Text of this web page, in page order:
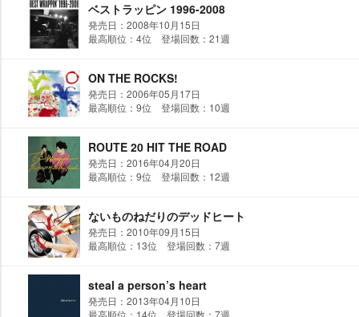
ベストラッピン 1996-2008
発売日：2008年10月15日
最高順位：4位 登場回数：21週
ON THE ROCKS!
発売日：2006年05月17日
最高順位：9位 登場回数：10週
ROUTE 20 HIT THE ROAD
発売日：2016年04月20日
最高順位：9位 登場回数：12週
ないものねだりのデッドヒート
発売日：2010年09月15日
最高順位：13位 登場回数：7週
steal a person’s heart
発売日：2013年04月10日
最高順位：14位 登場回数：7週